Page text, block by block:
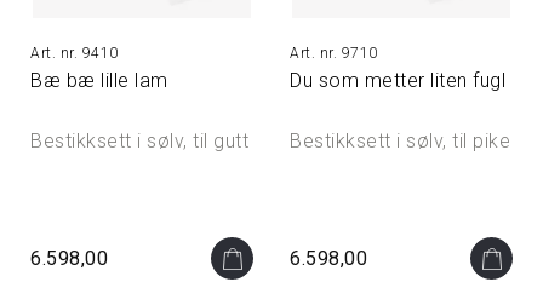
9410
Bæ bæ lille lam
Bestikksett i sølv, til gutt
6.598,00
9710
Du som metter liten fugl
Bestikksett i sølv, til pike
6.598,00